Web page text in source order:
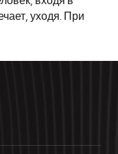
уходя. При